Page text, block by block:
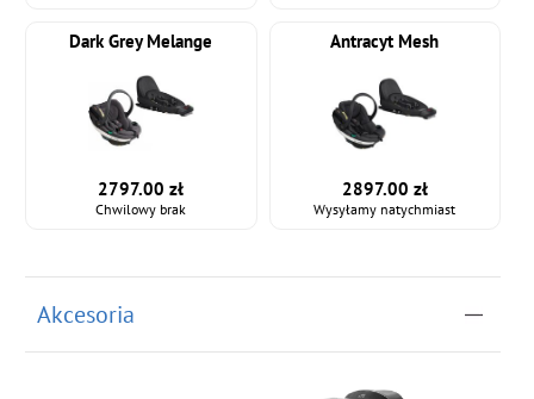
Dark Grey Melange
2797.00 zł
Chwilowy brak
Antracyt Mesh
2897.00 zł
Wysyłamy natychmiast
Akcesoria